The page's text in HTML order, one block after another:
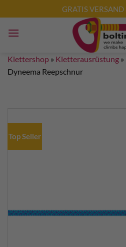
Inhalt
springen
GRATIS VERSAND
Klettershop » Kletterausrüstung »
Dyneema Reepschnur
Top Seller